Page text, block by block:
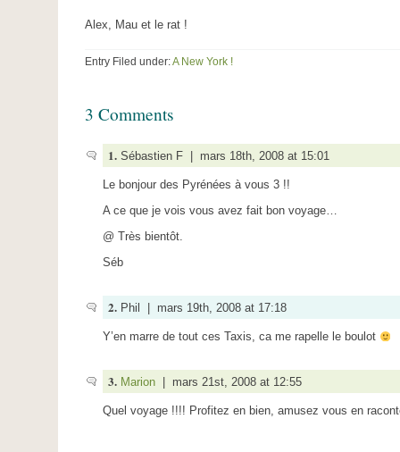
Alex, Mau et le rat !
Entry Filed under:A New York !
3 Comments
1. Sébastien F | mars 18th, 2008 at 15:01
Le bonjour des Pyrénées à vous 3 !!
A ce que je vois vous avez fait bon voyage…
@ Très bientôt.
Séb
2. Phil | mars 19th, 2008 at 17:18
Y’en marre de tout ces Taxis, ca me rapelle le boulot
3. Marion | mars 21st, 2008 at 12:55
Quel voyage !!!! Profitez en bien, amusez vous en